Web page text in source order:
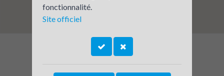
fonctionnalité.
Site officiel